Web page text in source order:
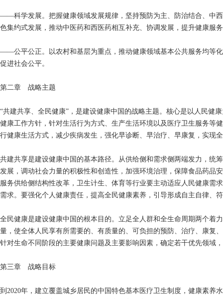
——科学发展。把握健康领域发展规律，坚持预防为主、防治结合、中
色集约式发展，推动中医药和西医药相互补充、协调发展，提升健康服
——公平公正。以农村和基层为重点，推动健康领域基本公共服务均等
促进社会公平。
第二章 战略主题
“共建共享、全民健康”，是建设健康中国的战略主题。核心是以人民健
健康工作方针，针对生活行为方式、生产生活环境以及医疗卫生服务等
行健康生活方式，减少疾病发生，强化早诊断、早治疗、早康复，实现
共建共享是建设健康中国的基本路径。从供给侧和需求侧两端发力，统
发展，调动社会力量的积极性和创造性，加强环境治理，保障食品药品
服务供给侧结构性改革，卫生计生、体育等行业要主动适应人民健康需
需求。要强化个人健康责任，提高全民健康素养，引导形成自主自律、
全民健康是建设健康中国的根本目的。立足全人群和全生命周期两个着
量，使全体人民享有所需要的、有质量的、可负担的预防、治疗、康复
针对生命不同阶段的主要健康问题及主要影响因素，确定若干优先领域
第三章 战略目标
到2020年，建立覆盖城乡居民的中国特色基本医疗卫生制度，健康素